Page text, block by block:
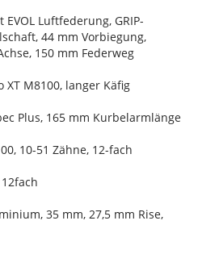
EVOL Luftfederung, GRIP-
44 mm Vorbiegung,
150 mm Federweg
M8100, langer Käfig
Plus, 165 mm Kurbelarmlänge
10-51 Zähne, 12-fach
35 mm, 27,5 mm Rise,